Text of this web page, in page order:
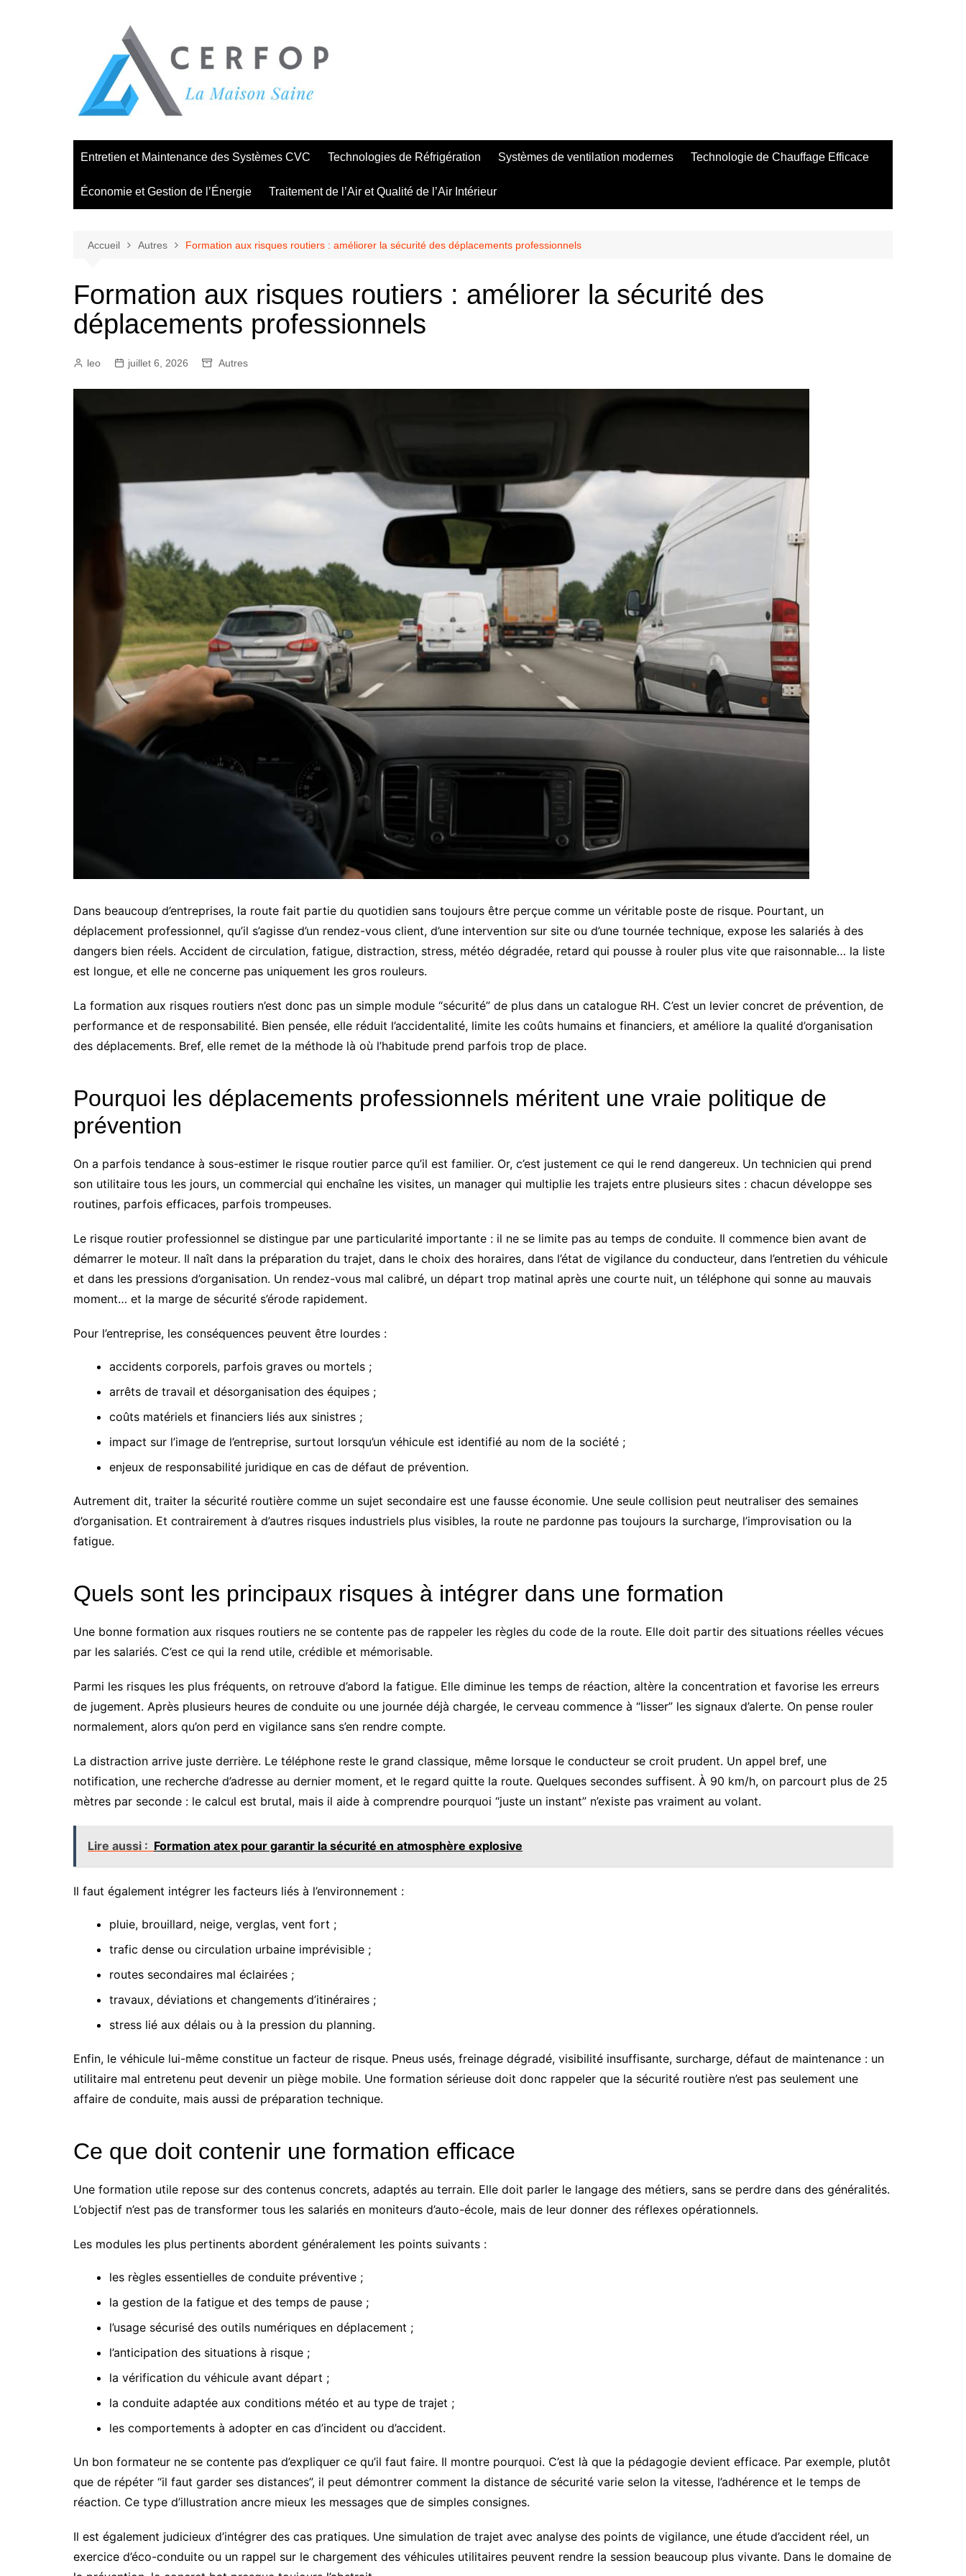
Entretien et Maintenance des Systèmes CVC Technologies de Réfrigération Systèmes de ventilation modernes Technologie de Chauffage Efficace
Économie et Gestion de l’Énergie Traitement de l’Air et Qualité de l’Air Intérieur
Accueil Autres Formation aux risques routiers : améliorer la sécurité des déplacements professionnels
Formation aux risques routiers : améliorer la sécurité des
déplacements professionnels
leo juillet 6, 2026 Autres
Dans beaucoup d’entreprises, la route fait partie du quotidien sans toujours être perçue comme un véritable poste de risque. Pourtant, un
déplacement professionnel, qu’il s’agisse d’un rendez-vous client, d’une intervention sur site ou d’une tournée technique, expose les salariés à des
dangers bien réels. Accident de circulation, fatigue, distraction, stress, météo dégradée, retard qui pousse à rouler plus vite que raisonnable… la liste
est longue, et elle ne concerne pas uniquement les gros rouleurs.
La formation aux risques routiers n’est donc pas un simple module “sécurité” de plus dans un catalogue RH. C’est un levier concret de prévention, de
performance et de responsabilité. Bien pensée, elle réduit l’accidentalité, limite les coûts humains et financiers, et améliore la qualité d’organisation
des déplacements. Bref, elle remet de la méthode là où l’habitude prend parfois trop de place.
Pourquoi les déplacements professionnels méritent une vraie politique de
prévention
On a parfois tendance à sous-estimer le risque routier parce qu’il est familier. Or, c’est justement ce qui le rend dangereux. Un technicien qui prend
son utilitaire tous les jours, un commercial qui enchaîne les visites, un manager qui multiplie les trajets entre plusieurs sites : chacun développe ses
routines, parfois efficaces, parfois trompeuses.
Le risque routier professionnel se distingue par une particularité importante : il ne se limite pas au temps de conduite. Il commence bien avant de
démarrer le moteur. Il naît dans la préparation du trajet, dans le choix des horaires, dans l’état de vigilance du conducteur, dans l’entretien du véhicule
et dans les pressions d’organisation. Un rendez-vous mal calibré, un départ trop matinal après une courte nuit, un téléphone qui sonne au mauvais
moment… et la marge de sécurité s’érode rapidement.
Pour l’entreprise, les conséquences peuvent être lourdes :
accidents corporels, parfois graves ou mortels ;
arrêts de travail et désorganisation des équipes ;
coûts matériels et financiers liés aux sinistres ;
impact sur l’image de l’entreprise, surtout lorsqu’un véhicule est identifié au nom de la société ;
enjeux de responsabilité juridique en cas de défaut de prévention.
Autrement dit, traiter la sécurité routière comme un sujet secondaire est une fausse économie. Une seule collision peut neutraliser des semaines
d’organisation. Et contrairement à d’autres risques industriels plus visibles, la route ne pardonne pas toujours la surcharge, l’improvisation ou la
fatigue.
Quels sont les principaux risques à intégrer dans une formation
Une bonne formation aux risques routiers ne se contente pas de rappeler les règles du code de la route. Elle doit partir des situations réelles vécues
par les salariés. C’est ce qui la rend utile, crédible et mémorisable.
Parmi les risques les plus fréquents, on retrouve d’abord la fatigue. Elle diminue les temps de réaction, altère la concentration et favorise les erreurs
de jugement. Après plusieurs heures de conduite ou une journée déjà chargée, le cerveau commence à “lisser” les signaux d’alerte. On pense rouler
normalement, alors qu’on perd en vigilance sans s’en rendre compte.
La distraction arrive juste derrière. Le téléphone reste le grand classique, même lorsque le conducteur se croit prudent. Un appel bref, une
notification, une recherche d’adresse au dernier moment, et le regard quitte la route. Quelques secondes suffisent. À 90 km/h, on parcourt plus de 25
mètres par seconde : le calcul est brutal, mais il aide à comprendre pourquoi “juste un instant” n’existe pas vraiment au volant.
Lire aussi : Formation atex pour garantir la sécurité en atmosphère explosive
Il faut également intégrer les facteurs liés à l’environnement :
pluie, brouillard, neige, verglas, vent fort ;
trafic dense ou circulation urbaine imprévisible ;
routes secondaires mal éclairées ;
travaux, déviations et changements d’itinéraires ;
stress lié aux délais ou à la pression du planning.
Enfin, le véhicule lui-même constitue un facteur de risque. Pneus usés, freinage dégradé, visibilité insuffisante, surcharge, défaut de maintenance : un
utilitaire mal entretenu peut devenir un piège mobile. Une formation sérieuse doit donc rappeler que la sécurité routière n’est pas seulement une
affaire de conduite, mais aussi de préparation technique.
Ce que doit contenir une formation efficace
Une formation utile repose sur des contenus concrets, adaptés au terrain. Elle doit parler le langage des métiers, sans se perdre dans des généralités.
L’objectif n’est pas de transformer tous les salariés en moniteurs d’auto-école, mais de leur donner des réflexes opérationnels.
Les modules les plus pertinents abordent généralement les points suivants :
les règles essentielles de conduite préventive ;
la gestion de la fatigue et des temps de pause ;
l’usage sécurisé des outils numériques en déplacement ;
l’anticipation des situations à risque ;
la vérification du véhicule avant départ ;
la conduite adaptée aux conditions météo et au type de trajet ;
les comportements à adopter en cas d’incident ou d’accident.
Un bon formateur ne se contente pas d’expliquer ce qu’il faut faire. Il montre pourquoi. C’est là que la pédagogie devient efficace. Par exemple, plutôt
que de répéter “il faut garder ses distances”, il peut démontrer comment la distance de sécurité varie selon la vitesse, l’adhérence et le temps de
réaction. Ce type d’illustration ancre mieux les messages que de simples consignes.
Il est également judicieux d’intégrer des cas pratiques. Une simulation de trajet avec analyse des points de vigilance, une étude d’accident réel, un
exercice d’éco-conduite ou un rappel sur le chargement des véhicules utilitaires peuvent rendre la session beaucoup plus vivante. Dans le domaine de